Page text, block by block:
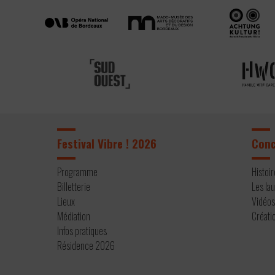
Festival Vibre ! 2026
Programme
Billetterie
Lieux
Médiation
Infos pratiques
Résidence 2026
Les